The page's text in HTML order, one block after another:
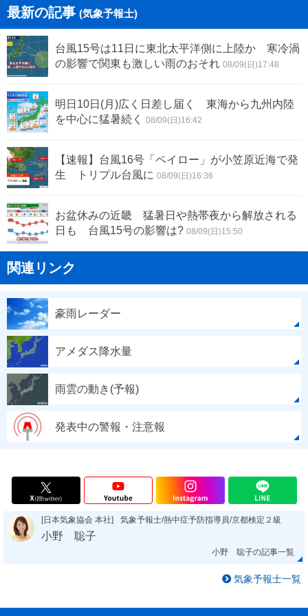
最新の記事 (気象予報士)
台風15号は11日に東北太平洋側に上陸か 寒冷渦
の影響で関東も激しい雨のおそれ 08/09(日)17:48
明日10日(月)広く日差し届く 東海から九州内陸
を中心に猛暑続く
08/09(日)16:42
【速報】台風16号「ペイロー」が小笠原近海で発
生 トリプル台風に 08/09(日)16:36
お盆休みの近畿 猛暑日や熱帯夜から解放される
日も 台風15号の影響は? 08/09(日)15:50
関連リンク
豪雨レーダー
アメダス降水量
雨雲の動き(予報)
発表中の警報・注意報
[日本気象協会 本社] 気象予報士/熱中症予防指導員/京都検定２級
小野 聡子
小野 聡子の記事一覧
気象予報士一覧